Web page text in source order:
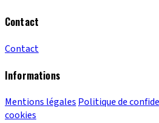
Contact
Contact
Informations
Mentions légales Politique de
cookies